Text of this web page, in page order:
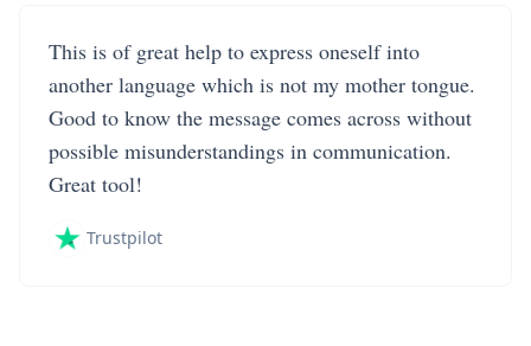
This is of great help to express oneself into
another language which is not my mother tongue.
Good to know the message comes across without
possible misunderstandings in communication.
Great tool!
Trustpilot